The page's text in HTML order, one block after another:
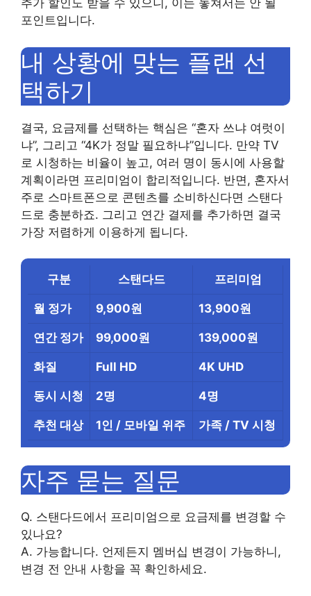
추가 할인도 받을 수 있으니, 이는 놓쳐서는 안 될
포인트입니다.
내 상황에 맞는 플랜 선
택하기
결국, 요금제를 선택하는 핵심은 “혼자 쓰냐 여럿이
냐”, 그리고 “4K가 정말 필요하냐”입니다. 만약 TV
로 시청하는 비율이 높고, 여러 명이 동시에 사용할
계획이라면 프리미엄이 합리적입니다. 반면, 혼자서
주로 스마트폰으로 콘텐츠를 소비하신다면 스탠다
드로 충분하죠. 그리고 연간 결제를 추가하면 결국
가장 저렴하게 이용하게 됩니다.
구분 스탠다드 프리미엄
월 정가 9,900원 13,900원
연간 정가 99,000원 139,000원
화질 Full HD 4K UHD
동시 시청 2명 4명
추천 대상 1인 / 모바일 위주 가족 / TV 시청
자주 묻는 질문
Q. 스탠다드에서 프리미엄으로 요금제를 변경할 수
있나요?
A. 가능합니다. 언제든지 멤버십 변경이 가능하니,
변경 전 안내 사항을 꼭 확인하세요.